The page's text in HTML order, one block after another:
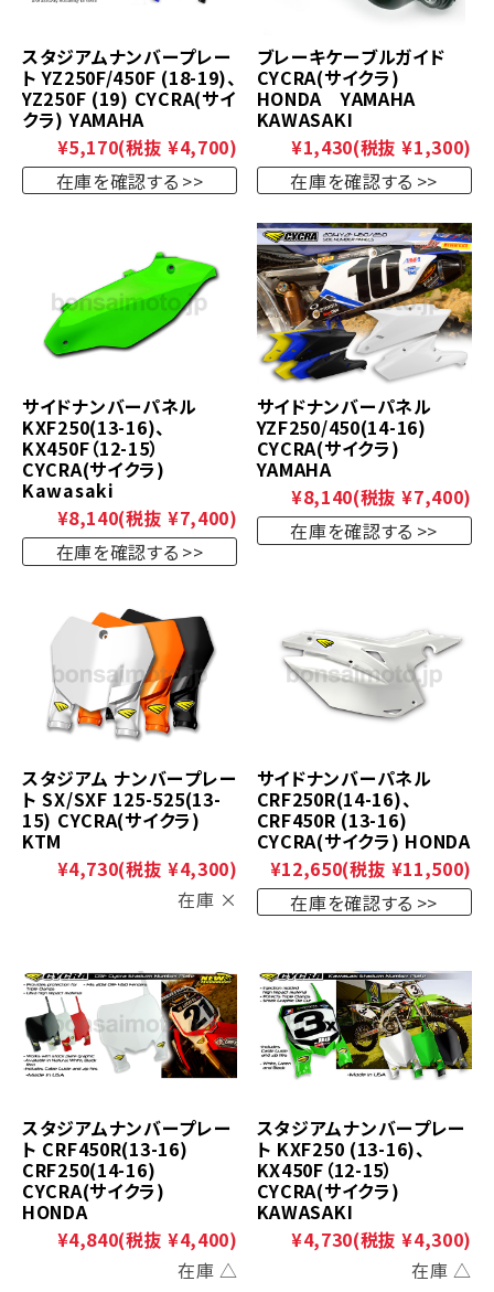
スタジアムナンバープレー
ト YZ250F/450F (18-19)、
YZ250F (19) CYCRA(サイ
クラ) YAMAHA
¥5,170(税抜 ¥4,700)
在庫を確認する
ブレーキケーブルガイド
CYCRA(サイクラ)
HONDA YAMAHA
KAWASAKI
¥1,430(税抜 ¥1,300)
在庫を確認する
サイドナンバーパネル
KXF250(13-16)、
KX450F（12-15）
CYCRA(サイクラ)
Kawasaki
¥8,140(税抜 ¥7,400)
在庫を確認する
サイドナンバーパネル
YZF250/450(14-16)
CYCRA(サイクラ)
YAMAHA
¥8,140(税抜 ¥7,400)
在庫を確認する
スタジアム ナンバープレー
ト SX/SXF 125-525(13-
15) CYCRA(サイクラ)
KTM
¥4,730(税抜 ¥4,300)
在庫 ×
サイドナンバーパネル
CRF250R(14-16)、
CRF450R (13-16)
CYCRA(サイクラ) HONDA
¥12,650(税抜 ¥11,500)
在庫を確認する
スタジアムナンバープレー
ト CRF450R(13-16)
CRF250(14-16)
CYCRA(サイクラ)
HONDA
¥4,840(税抜 ¥4,400)
在庫 △
スタジアムナンバープレー
ト KXF250 (13-16)、
KX450F（12-15）
CYCRA(サイクラ)
KAWASAKI
¥4,730(税抜 ¥4,300)
在庫 △